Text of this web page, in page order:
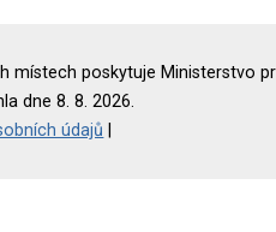
místech poskytuje Ministerstvo
dne 8. 8. 2026.
údajů